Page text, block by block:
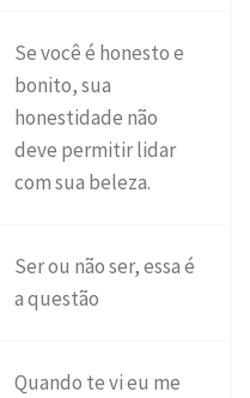
Se você é honesto e
bonito, sua
honestidade não
deve permitir lidar
com sua beleza.
Ser ou não ser, essa é
a questão
Quando te vi eu me